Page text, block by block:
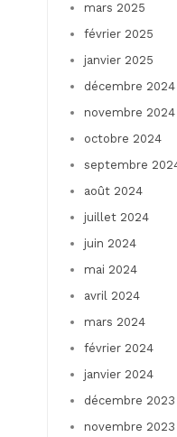
mars 2025
février 2025
janvier 2025
décembre 2024
novembre 2024
octobre 2024
septembre
août 2024
juillet 2024
juin 2024
mai 2024
avril 2024
mars 2024
février 2024
janvier 2024
décembre 2023
novembre 2023